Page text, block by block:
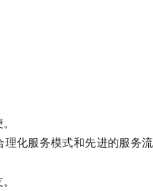
化服务模式和先进的服务流